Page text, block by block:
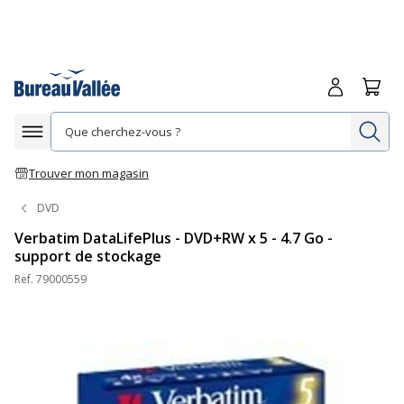
Afficher la navigation
Trouver mon magasin
Me
DVD
Verbatim DataLifePlus - DVD+RW x 5 - 4.7 Go -
support de stockage
Ref. 79000559